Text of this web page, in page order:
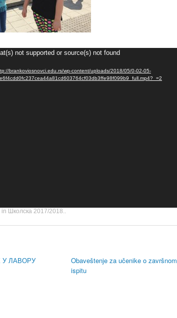
not supported or source(s) not found
brankoviosnovci.edu.rs/wp-content/uploads/2018/05/0-02-05-
in Школска 2017/2018..
ЛАВОРУ
Obaveštenje za učenike o završnom
ispitu